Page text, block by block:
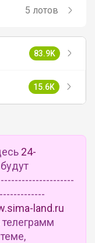
5 лотов
83.9K
15.6K
24-
land.ru
телеграмм